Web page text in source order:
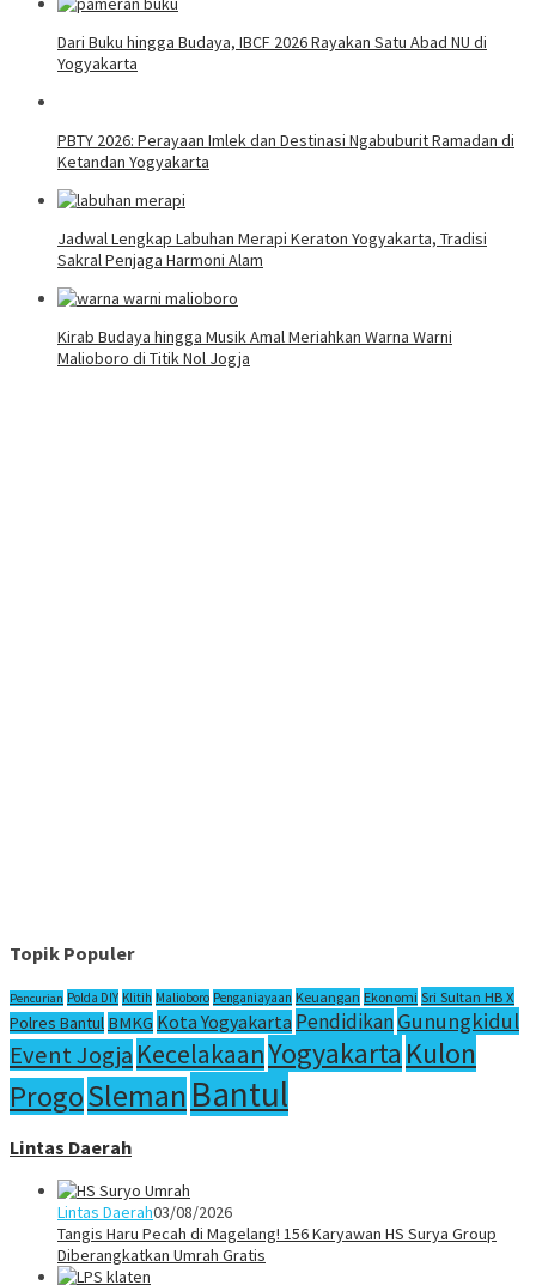
Dari Buku hingga Budaya, IBCF 2026 Rayakan Satu Abad NU di
Yogyakarta
PBTY 2026: Perayaan Imlek dan Destinasi Ngabuburit Ramadan di
Ketandan Yogyakarta
Jadwal Lengkap Labuhan Merapi Keraton Yogyakarta, Tradisi
Sakral Penjaga Harmoni Alam
Kirab Budaya hingga Musik Amal Meriahkan Warna Warni
Malioboro di Titik Nol Jogja
Topik Populer
Pencurian Polda DIY Klitih Malioboro Penganiayaan Keuangan Ekonomi Sri Sultan HB X
Polres Bantul BMKG Kota Yogyakarta PendidikanGunungkidul
Event Jogja KecelakaanYogyakarta Kulon
ProgoSleman Bantul
Lintas Daerah
Lintas Daerah03/08/2026
Tangis Haru Pecah di Magelang! 156 Karyawan HS Surya Group
Diberangkatkan Umrah Gratis